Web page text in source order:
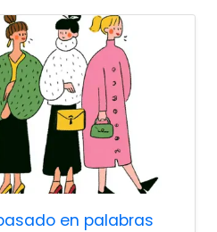
en palabras